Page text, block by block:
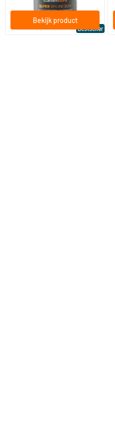
Bestseller
Bekijk product